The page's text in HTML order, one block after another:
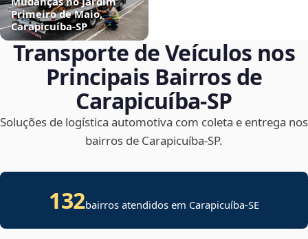
Primeiro de Maio,
Carapicuíba‑SP
Transporte de Veículos nos
Principais Bairros de
Carapicuíba‑SP
Soluções de logística automotiva com coleta e entrega nos
bairros de Carapicuíba‑SP.
132bairros atendidos em Carapicuíba-SE